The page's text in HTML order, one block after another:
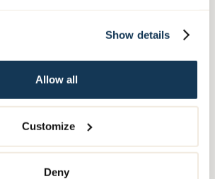
Show details
Allow all
Customize
Deny